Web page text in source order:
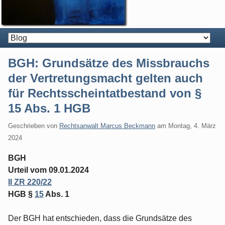
BGH: Grundsätze des Missbrauchs
der Vertretungsmacht gelten auch
für Rechtsscheintatbestand von §
15 Abs. 1 HGB
Geschrieben von Rechtsanwalt Marcus Beckmann am Montag, 4. März
2024
BGH
Urteil vom 09.01.2024
II ZR 220/22
HGB § 15 Abs. 1
Der BGH hat entschieden, dass die Grundsätze des